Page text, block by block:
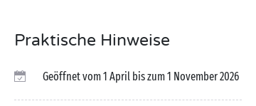
Praktische Hinweise
Geöffnet vom 1 April bis zum 1 November 2026